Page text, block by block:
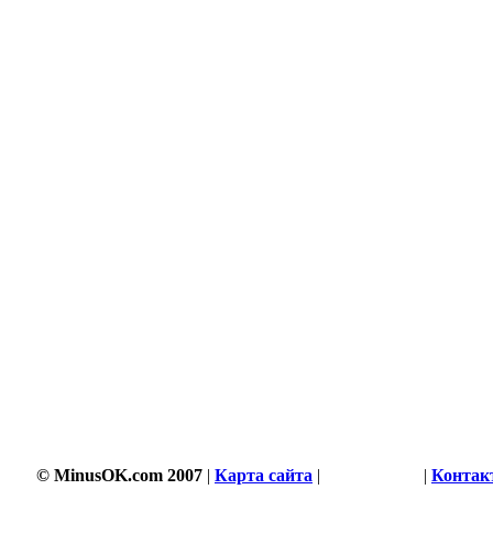
© MinusOK.com 2007 | Карта сайта | |